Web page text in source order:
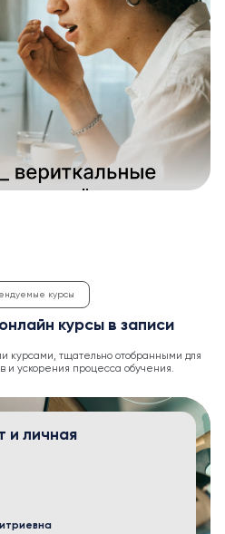
курсы
курсы в записи
курсами, тщательно отобранными для
и ускорения процесса обучения.
и личная